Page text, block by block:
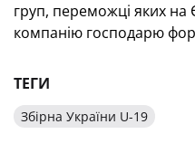
груп, переможці яких на
компанію господарю
ТЕГИ
Збірна України U-19